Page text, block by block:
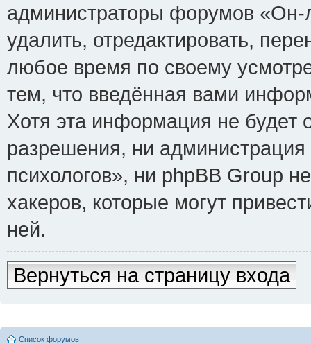
администраторы форумов
удалить, отредактировать,
любое время по своему
тем, что введённая вами
Хотя эта информация не будет
разрешения, ни
психологов», ни phpBB Group
хакеров, которые могут
ней.
Вернуться на страницу входа
Список форумов